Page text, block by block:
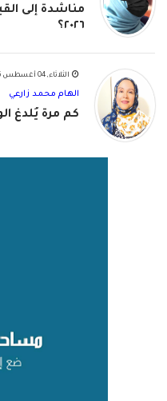
مناشدة إلى
٢٠٢٦؟
الثلاثاء, 04 أغسطس 2026
الهام محمد زارعي
كم مرة يُلدغ الوطن؟